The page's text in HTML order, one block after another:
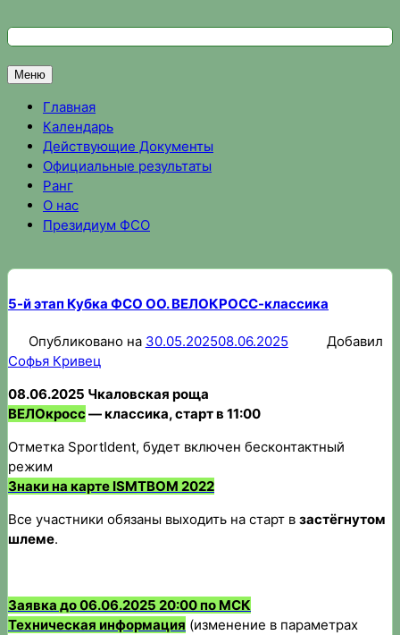
кФедерация спортивного ориентирования Омской области
Спортивное ориентирование в Омске, результаты
Меню
Главная
Календарь
Действующие Документы
Официальные результаты
Ранг
О нас
Президиум ФСО
5-й этап Кубка ФСО ОО. ВЕЛОКРОСС-классика
Опубликовано на 30.05.202508.06.2025
Добавил
Софья Кривец
08.06.2025 Чкаловская роща
ВЕЛОкросс— классика, старт в 11:00
Отметка SportIdent, будет включен бесконтактный
режим
Знаки на карте ISMTBOM 2022
Все участники обязаны выходить на старт в застёгнутом
шлеме.
Заявка до 06.06.2025 20:00 по МСК
Техническая информация (изменение в параметрах